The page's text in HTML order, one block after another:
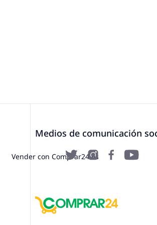
Vender con Comprar24.es
Medios de comunicación